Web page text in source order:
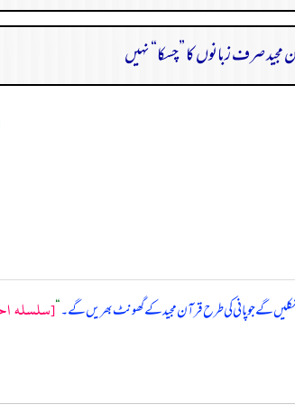
مجید صرف زبانوں کا ”چسکا“ نہیں
گے جو پانی کی طرح قرآن مجید کے گھونٹ بھریں گے۔“[سلسله